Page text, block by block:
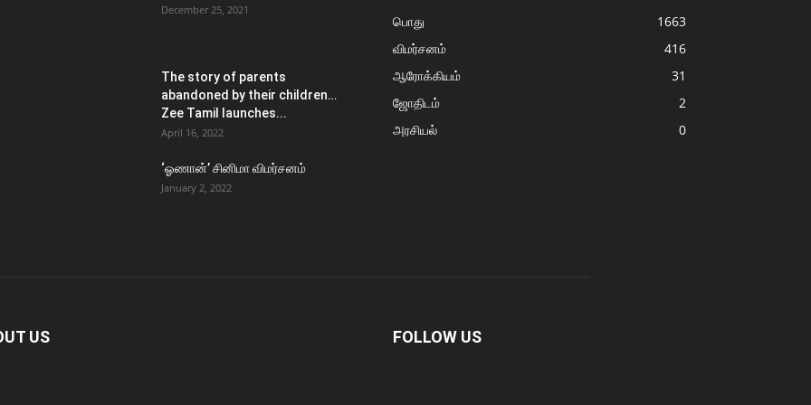
December 25, 2021
The story of parents
abandoned by their children…
Zee Tamil launches...
April 16, 2022
‘ஓணான்’ சினிமா விமர்சனம்
January 2, 2022
பொது
1663
விமர்சனம்
416
ஆரோக்கியம்
31
ஜோதிடம்
2
அரசியல்
0
US FOLLOW US